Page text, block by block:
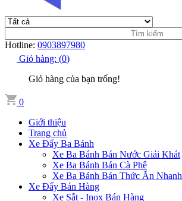
Hotline: 0903897980
Giỏ hàng: (0)
Giỏ hàng của bạn trống!
0
Giới thiệu
Trang chủ
Xe Đẩy Ba Bánh
Xe Ba Bánh Bán Nước Giải Khát
Xe Ba Bánh Bán Cà Phê
Xe Ba Bánh Bán Thức Ăn Nhanh
Xe Đẩy Bán Hàng
Xe Sắt - Inox Bán Hàng